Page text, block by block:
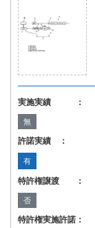
実施実績 ：
無
許諾実績 ：
有
特許権譲渡 ：
否
特許権実施許諾：